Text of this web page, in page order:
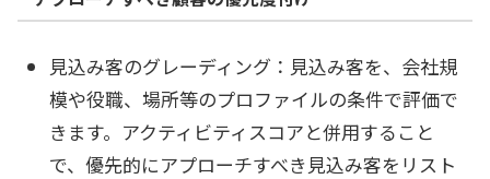
見込み客のグレーディング：見込み客を、会社規
模や役職、場所等のプロファイルの条件で評価で
きます。アクティビティスコアと併用すること
で、優先的にアプローチすべき見込み客をリスト